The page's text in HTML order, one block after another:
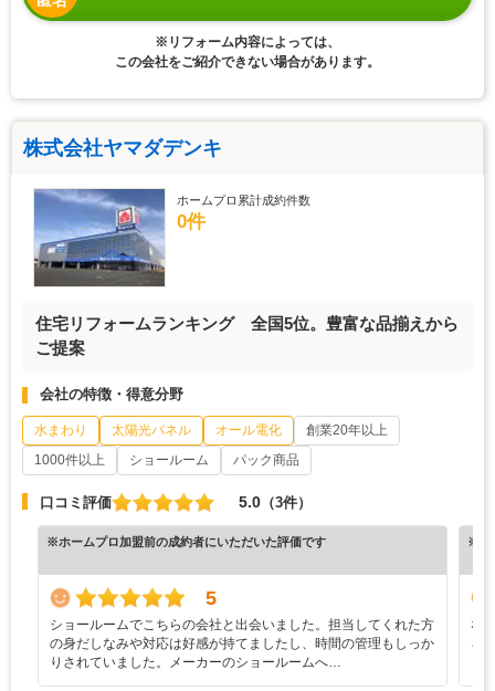
※リフォーム内容によっては、
この会社をご紹介できない場合があります。
株式会社ヤマダデンキ
ホームプロ累計成約件数
0件
住宅リフォームランキング 全国5位。豊富な品揃えから
ご提案
会社の特徴・得意分野
水まわり 太陽光パネル オール電化
創業20年以上
1000件以上
ショールーム パック商品
口コミ評価 5.0 （3件）
※ホームプロ加盟前の成約者にいただいた評価です
5
ショールームでこちらの会社と出会いました。担当してくれた方
の身だしなみや対応は好感が持てましたし、時間の管理もしっか
りされていました。メーカーのショールームへ…
※ホ
な
ろ